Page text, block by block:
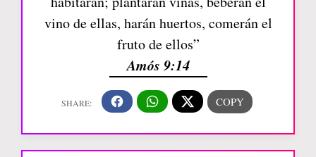
vino de ellas, harán huertos, comerán el
fruto de ellos”
Amós 9:14